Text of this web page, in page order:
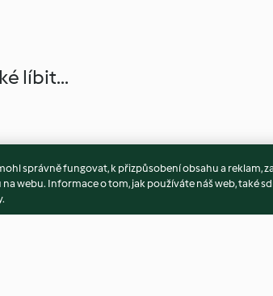
líbit...
správně fungovat, k přizpůsobení obsahu a reklam,
webu. Informace o tom, jak používáte náš web, také